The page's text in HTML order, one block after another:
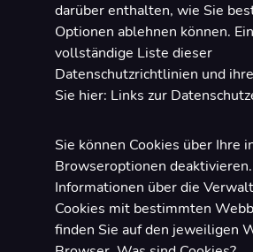
darüber enthalten, wie Sie
Optionen ablehnen können.
vollständige Liste dieser
Datenschutzrichtlinien und
Sie hier: Links zur
Sie können Cookies über Ihre
Browseroptionen
Informationen über die
Cookies mit bestimmten
finden Sie auf den jeweiligen